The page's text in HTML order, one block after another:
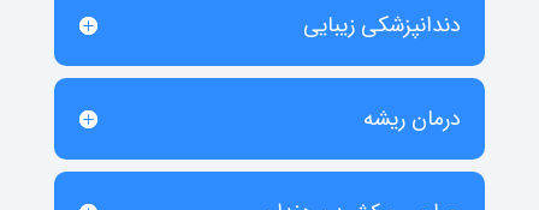
دندانپزشکی زیبایی
درمان ریشه